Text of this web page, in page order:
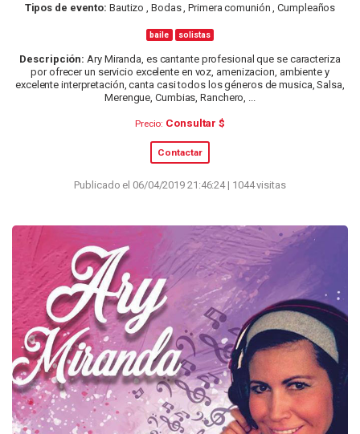
Tipos de evento: Bautizo , Bodas , Primera comunión , Cumpleaños
baile solistas
Descripción: Ary Miranda, es cantante profesional que se caracteriza
por ofrecer un servicio excelente en voz, amenizacion, ambiente y
excelente interpretación, canta casi todos los géneros de musica, Salsa,
Merengue, Cumbias, Ranchero, ...
Precio: Consultar $
Contactar
Publicado el 06/04/2019 21:46:24 | 1044 visitas